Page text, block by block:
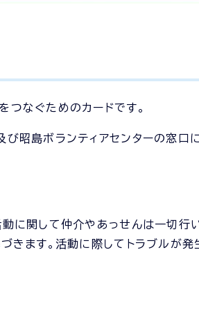
なぐためのカードです。
昭島ボランティアセンターの窓口
に関して仲介やあっせんは一切行
きます。活動に際してトラブルが発